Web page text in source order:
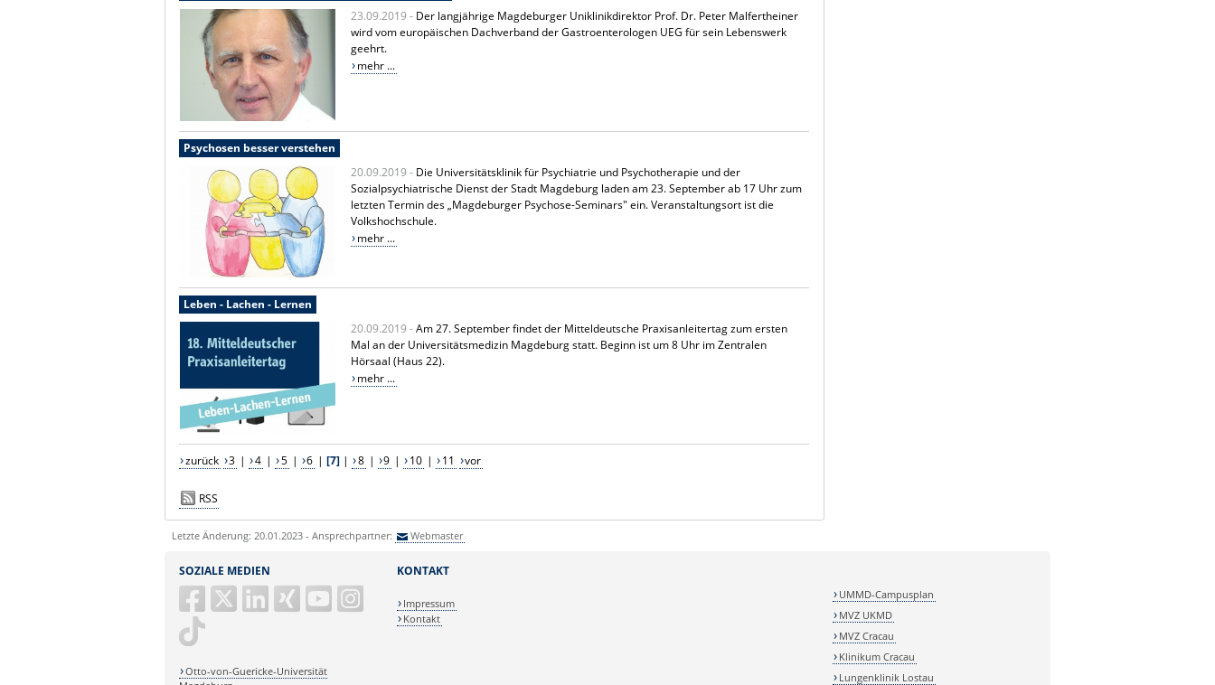
23.09.2019 - Der langjährige Magdeburger Uniklinikdirektor Prof. Dr. Peter Malfertheiner
wird vom europäischen Dachverband der Gastroenterologen UEG für sein Lebenswerk
geehrt.
mehr ...
Psychosen besser verstehen
20.09.2019 - Die Universitätsklinik für Psychiatrie und Psychotherapie und der
Sozialpsychiatrische Dienst der Stadt Magdeburg laden am 23. September ab 17 Uhr zum
letzten Termin des „Magdeburger Psychose-Seminars" ein. Veranstaltungsort ist die
Volkshochschule.
mehr ...
Leben - Lachen - Lernen
20.09.2019 -Am 27. September findet der Mitteldeutsche Praxisanleitertag zum ersten
Mal an der Universitätsmedizin Magdeburg statt. Beginn ist um 8 Uhr im Zentralen
Hörsaal (Haus 22).
mehr ...
zurück 3 | 4 | 5 | 6 |[7] | 8 | 9 | 10 | 11 vor
RSS
Letzte Änderung: 20.01.2023 - Ansprechpartner: Webmaster
SOZIALE MEDIEN
Otto-von-Guericke-Universität
KONTAKT
Impressum
Kontakt
UMMD-Campusplan
MVZ UKMD
MVZ Cracau
Klinikum Cracau
Lungenklinik Lostau